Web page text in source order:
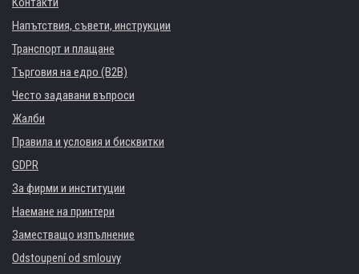
Напътствия, съвети, инструкции
Транспорт и плащане
Търговия на едро (B2B)
Често задавани въпроси
Жалби
Правила и условия и бисквитки
GDPR
За фирми и институции
Наемане на принтери
Заместващо изпълнение
Odstoupení od smlouvy